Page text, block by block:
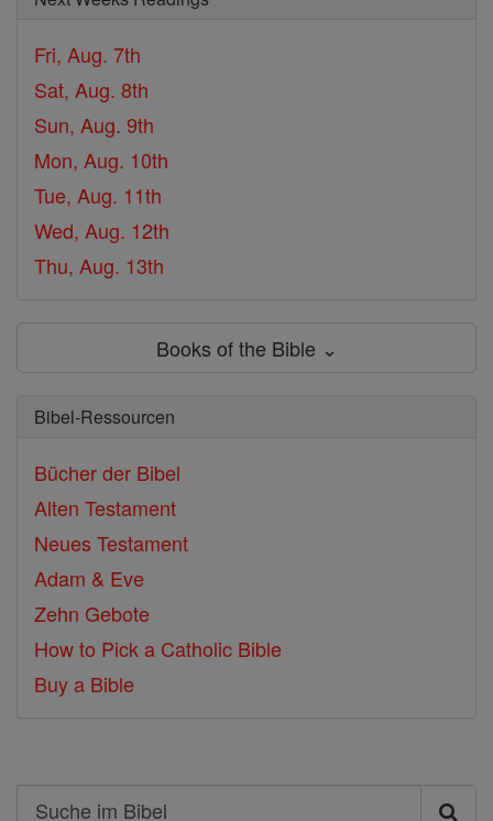
Fri, Aug. 7th
Sat, Aug. 8th
Sun, Aug. 9th
Mon, Aug. 10th
Tue, Aug. 11th
Wed, Aug. 12th
Thu, Aug. 13th
Books of the Bible ⌄
Bibel-Ressourcen
Bücher der Bibel
Alten Testament
Neues Testament
Adam & Eve
Zehn Gebote
How to Pick a Catholic Bible
Buy a Bible
Search